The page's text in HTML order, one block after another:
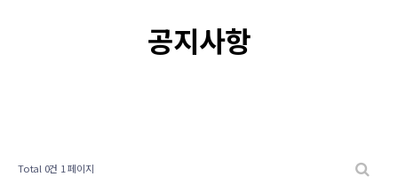
공지사항
Total 0건 1 페이지